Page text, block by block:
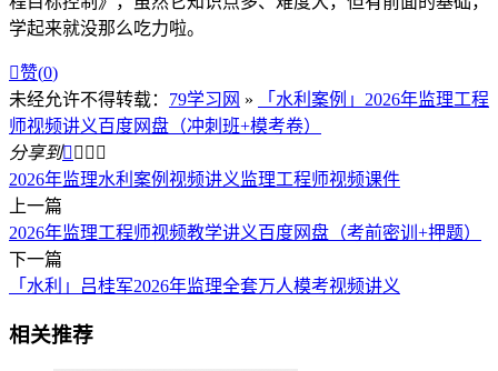
学起来就没那么吃力啦。
赞(0)
未经允许不得转载： 79学习网 »
「水利案例」2026年监理工程
师视频讲义百度网盘（冲刺班+模考卷）
分享到   
2026年监理水利案例视频讲义 监理工程师视频课件
上一篇
2026年监理工程师视频教学讲义百度网盘（考前密训+押题）
下一篇
「水利」吕桂军2026年监理全套万人模考视频讲义
相关推荐